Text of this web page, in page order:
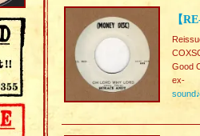
【
Good
ex-
sound♪